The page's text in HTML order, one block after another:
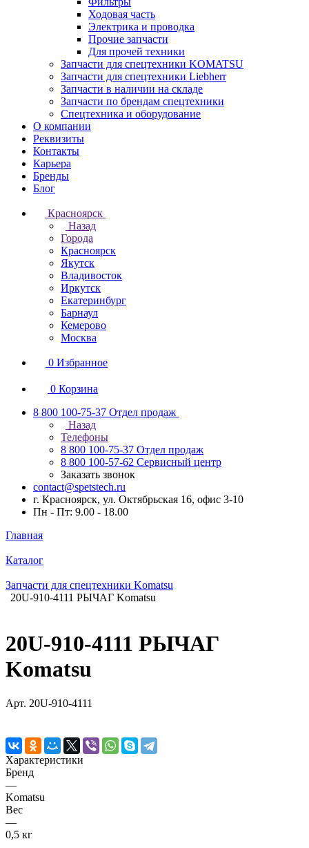
Ходовая часть
Электрика и проводка
Прочие запчасти
Для прочей техники
Запчасти для спецтехники KOMATSU
Запчасти для спецтехники Liebherr
Запчасти в наличии на складе
Запчасти по брендам спецтехники
Спецтехника и оборудование
О компании
Реквизиты
Контакты
Карьера
Бренды
Блог
Красноярск
Назад
Города
Красноярск
Якутск
Владивосток
Иркутск
Екатеринбург
Барнаул
Кемерово
Москва
0 Избранное
0 Корзина
8 800 100-75-37 Отдел продаж
Назад
Телефоны
8 800 100-75-37 Отдел продаж
8 800 100-57-62 Сервисный центр
Заказать звонок
contact@spetstech.ru
г. Красноярск, ул. Октябрьская 16, офис 3-10
Пн - Пт: 9.00 - 18.00
Главная
Каталог
Запчасти для спецтехники Komatsu
20U-910-4111 РЫЧАГ Komatsu
20U-910-4111 РЫЧАГ
Komatsu
Арт. 20U-910-4111
Характеристики
Бренд
—
Komatsu
Вес
—
0,5 кг